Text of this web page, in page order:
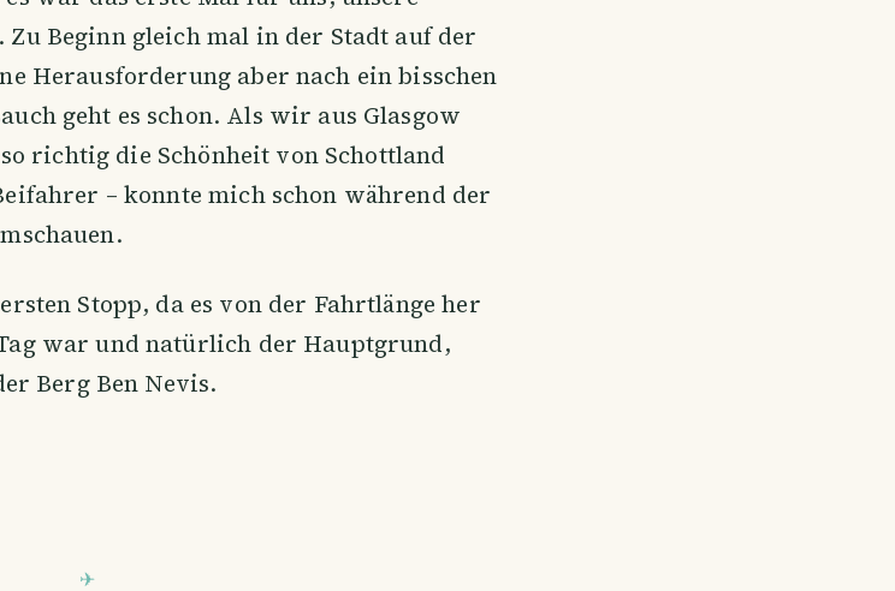
Beginn gleich mal in der Stadt auf der
Herausforderung aber nach ein bisschen
geht es schon. Als wir aus Glasgow
richtig die Schönheit von Schottland
– konnte mich schon während der
Stopp, da es von der Fahrtlänge her
war und natürlich der Hauptgrund,
Berg Ben Nevis.